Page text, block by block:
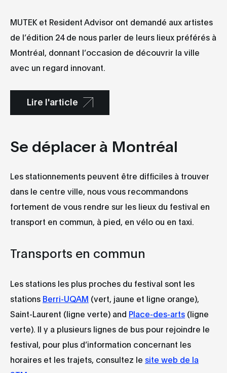
MUTEK et Resident Advisor ont demandé aux artistes
de l’édition 24 de nous parler de leurs lieux préférés à
Montréal, donnant l’occasion de découvrir la ville
avec un regard innovant.
Lire l'article
Se déplacer à Montréal
Les stationnements peuvent être difficiles à trouver
dans le centre ville, nous vous recommandons
fortement de vous rendre sur les lieux du festival en
transport en commun, à pied, en vélo ou en taxi.
Transports en commun
Les stations les plus proches du festival sont les
stations Berri-UQAM (vert, jaune et ligne orange),
Saint-Laurent (ligne verte) and Place-des-arts (ligne
verte). Il y a plusieurs lignes de bus pour rejoindre le
festival, pour plus d’information concernant les
horaires et les trajets, consultez le site web de la